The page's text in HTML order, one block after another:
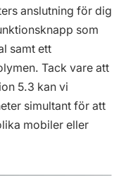
anslutning för dig
som
samt ett
Tack vare att
5.3 kan vi
simultant för att
mobiler eller